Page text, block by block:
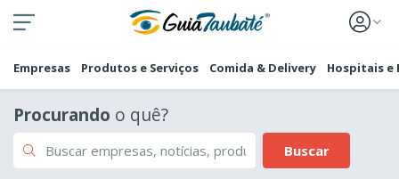
Empresas Produtos e Serviços Comida & Delivery Hospitais e
Procurando o quê?
Buscar